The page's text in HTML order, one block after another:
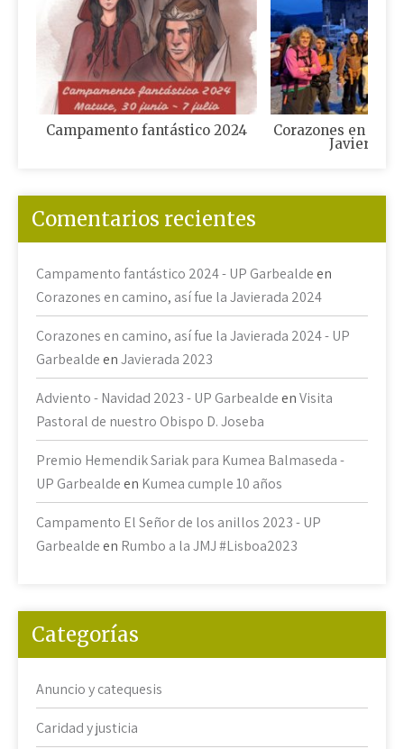
Campamento fantástico 2024 Corazones en
Javierada
Comentarios recientes
Campamento fantástico 2024 - UP Garbealdeen
Corazones en camino, así fue la Javierada 2024
Corazones en camino, así fue la Javierada 2024 - UP
GarbealdeenJavierada 2023
Adviento - Navidad 2023 - UP GarbealdeenVisita
Pastoral de nuestro Obispo D. Joseba
Premio Hemendik Sariak para Kumea Balmaseda -
UP Garbealdeen Kumea cumple 10 años
Campamento El Señor de los anillos 2023 - UP
Garbealdeen Rumbo a la JMJ #Lisboa2023
Categorías
Anuncio y catequesis
Caridad y justicia